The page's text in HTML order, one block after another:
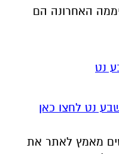
נט
בו, אתם רשאים